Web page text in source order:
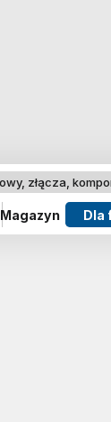
złącza,
Magazyn Dla